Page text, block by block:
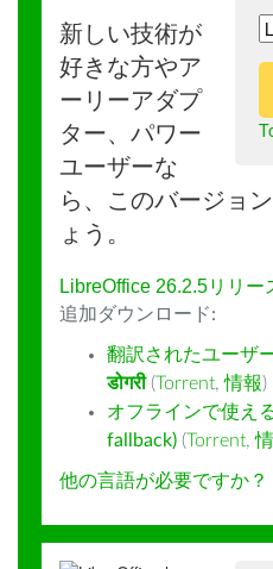
新しい技術が
好きな方やア
ーリーアダプ
ター、パワー
ユーザーな
ら、このバージョ
ょう。
LibreOffice 26.2.5リリー
追加ダウンロード:
翻訳されたユーザ
डोगरी (Torrent,情報)
オフラインで使え
fallback) (Torrent,
他の言語が必要ですか？